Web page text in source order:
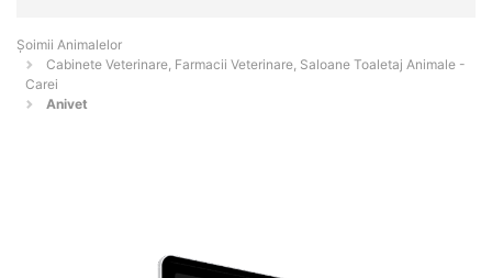
Şoimii Animalelor
Cabinete Veterinare, Farmacii Veterinare, Saloane Toaletaj Animale -
Carei
Anivet